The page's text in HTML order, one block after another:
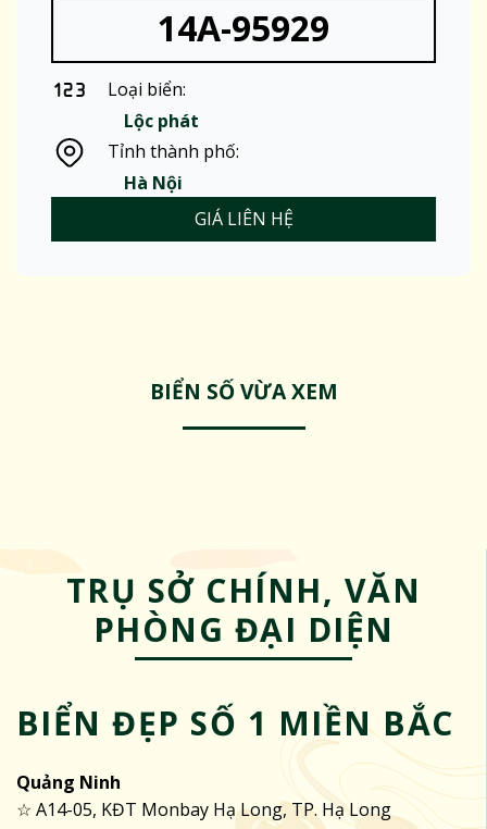
14A-95929
Loại biển:
Lộc phát
Tỉnh thành phố:
Hà Nội
GIÁ LIÊN HỆ
BIỂN SỐ VỪA XEM
TRỤ SỞ CHÍNH, VĂN
PHÒNG ĐẠI DIỆN
BIỂN ĐẸP SỐ 1 MIỀN BẮC
Quảng Ninh
☆ A14-05, KĐT Monbay Hạ Long, TP. Hạ Long